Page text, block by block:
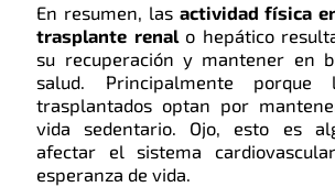
En resumen, las actividad física
trasplante renal o hepático
su recuperación y mantener en
salud. Principalmente porque
trasplantados optan por
vida sedentario. Ojo, esto es
afectar el sistema
esperanza de vida.